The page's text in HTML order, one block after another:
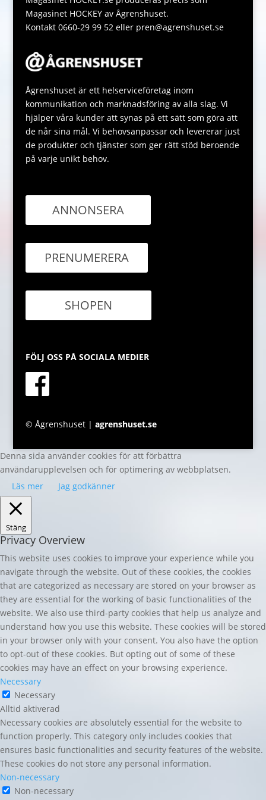
Magasinet HOCKEY av Ågrenshuset.
Kontakt 0660-29 99 52 eller pren@agrenshuset.se
Ågrenshuset är ett helserviceföretag inom
kommunikation och marknadsföring av alla slag. Vi
hjälper våra kunder att synas på ett sätt som göra att
de når sina mål. Vi behovsanpassar och levererar just
de produkter och tjänster som ger rätt stöd beroende
på varje unikt behov.
ANNONSERA
PRENUMERERA
SHOPEN
FÖLJ OSS PÅ SOCIALA MEDIER
© Ågrenshuset | agrenshuset.se
Denna sida använder cookies för att förbättra
användarupplevelsen och för optimering av webbplatsen.
Läs mer
Jag godkänner
Stäng
Privacy Overview
This website uses cookies to improve your experience while you
navigate through the website. Out of these cookies, the cookies
that are categorized as necessary are stored on your browser as
they are essential for the working of basic functionalities of the
website. We also use third-party cookies that help us analyze and
understand how you use this website. These cookies will be stored
in your browser only with your consent. You also have the option
to opt-out of these cookies. But opting out of some of these
cookies may have an effect on your browsing experience.
Necessary
Necessary
Alltid aktiverad
Necessary cookies are absolutely essential for the website to
function properly. This category only includes cookies that
ensures basic functionalities and security features of the website.
These cookies do not store any personal information.
Non-necessary
Non-necessary